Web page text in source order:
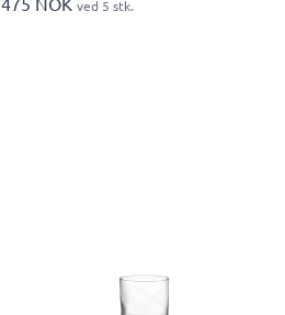
ved 5 stk.